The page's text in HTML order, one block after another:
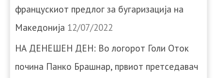
францускиот предлог за бугаризација на
Македонија 12/07/2022
НА ДЕНЕШЕН ДЕН: Во логорот Голи Оток
почина Панко Брашнар, првиот претседавач